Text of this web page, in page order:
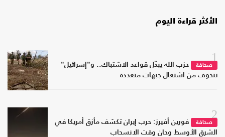
الأكثر قراءة اليوم
1
صحافة
حزب الله يبدّل قواعد الاشتباك.. و"إسرائيل"
تتخوف من اشتعال جبهات متعددة
2
صحافة
فورين أفيرز: حرب إيران تكشف مأزق أمريكا في
الشرق الأوسط وحان وقت الانسحاب